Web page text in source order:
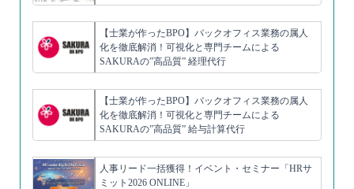
【士業が作ったBPO】バックオフィス業務の属人
化を徹底解消！可視化と専門チームによる
SAKURAの”高品質” 経理代行
【士業が作ったBPO】バックオフィス業務の属人
化を徹底解消！可視化と専門チームによる
SAKURAの”高品質” 給与計算代行
人事リード一括獲得！イベント・セミナー「HRサ
ミット2026 ONLINE」